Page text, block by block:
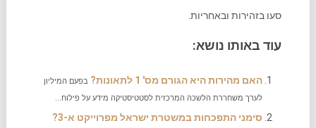
סעו בזהירות ובאחריות.
עוד באותו נושא:
האם מהירות היא הגורם מס' 1 לתאונות?
בפעם המיליון
לערך משחררת הלשכה המרכזית לסטטיסטיקה מידע על פילוח...
סימני התפכחות במשטרת ישראל מפרוייקט א-3?